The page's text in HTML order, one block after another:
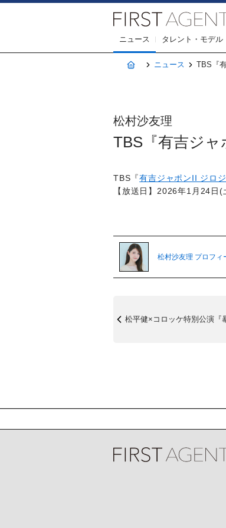
ニュース タレント・モデル
ホームニュース TBS『
松村沙友理
TBS『有吉ジャ
TBS『有吉ジャポンII ジロ
【放送日】2026年1月24日
松村沙友理 プロフィ
松平健×コロッケ特別公演『